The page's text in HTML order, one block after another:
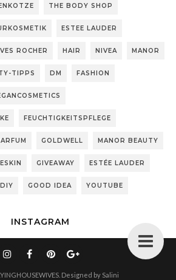
THE BODY SHOP
ESTEE LAUDER
ROCHER HAIR NIVEA MANOR
TIPPS DM FASHION
FEUCHTIGKEITSPFLEGE
GOLDWELL MANOR BEAUTY
GIVEAWAY ESTÉE LAUDER
DIY GOOD IDEA YOUTUBE
INSTAGRAM
. Designed by Salini